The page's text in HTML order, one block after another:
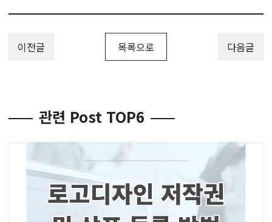
이전글 목록으로 다음글
관련 Post TOP6